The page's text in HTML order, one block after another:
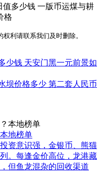
利请联系我们及时删除。
少钱 天安门黑一元前景如
坝价格多少 第二套人民币
地榜单
资意识强，金银币、熊猫
。每逢金价高位，龙港藏
但鱼龙混杂的回收渠道